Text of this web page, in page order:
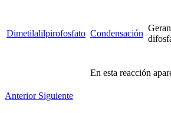
Dimetilalilpirofosfato Condensación
En esta reacción
Anterior Siguiente